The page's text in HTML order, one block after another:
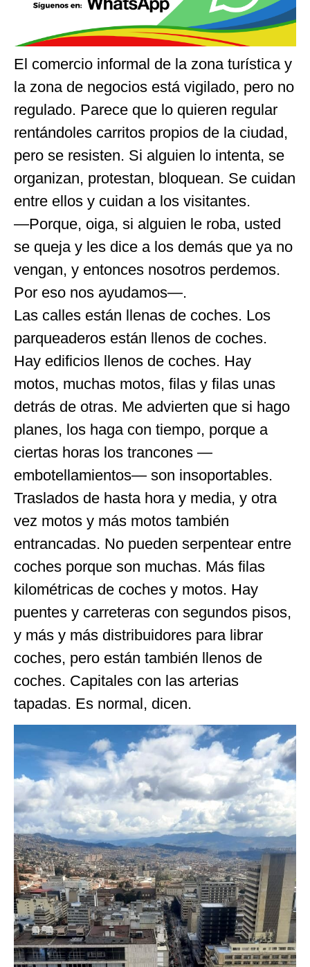
El comercio informal de la zona turística y
la zona de negocios está vigilado, pero no
regulado. Parece que lo quieren regular
rentándoles carritos propios de la ciudad,
pero se resisten. Si alguien lo intenta, se
organizan, protestan, bloquean. Se cuidan
entre ellos y cuidan a los visitantes.
—Porque, oiga, si alguien le roba, usted
se queja y les dice a los demás que ya no
vengan, y entonces nosotros perdemos.
Por eso nos ayudamos—.
Las calles están llenas de coches. Los
parqueaderos están llenos de coches.
Hay edificios llenos de coches. Hay
motos, muchas motos, filas y filas unas
detrás de otras. Me advierten que si hago
planes, los haga con tiempo, porque a
ciertas horas los trancones —
embotellamientos— son insoportables.
Traslados de hasta hora y media, y otra
vez motos y más motos también
entrancadas. No pueden serpentear entre
coches porque son muchas. Más filas
kilométricas de coches y motos. Hay
puentes y carreteras con segundos pisos,
y más y más distribuidores para librar
coches, pero están también llenos de
coches. Capitales con las arterias
tapadas. Es normal, dicen.